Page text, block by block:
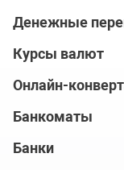
Денежные
Курсы валют
Онлайн-
Банкоматы
Банки